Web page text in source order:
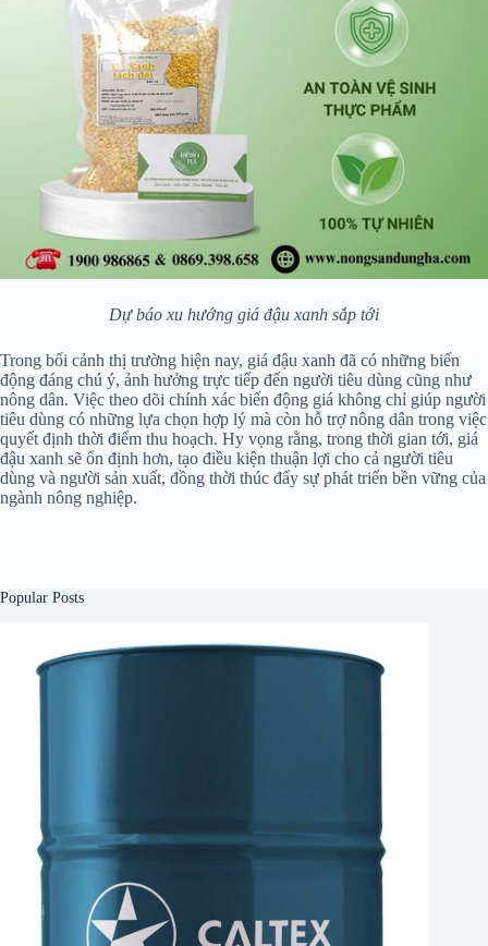
Dự báo xu hướng giá đậu xanh sắp tới
Trong bối cảnh thị trường hiện nay, giá đậu xanh đã có những biến
động đáng chú ý, ảnh hưởng trực tiếp đến người tiêu dùng cũng như
nông dân. Việc theo dõi chính xác biến động giá không chỉ giúp người
tiêu dùng có những lựa chọn hợp lý mà còn hỗ trợ nông dân trong việc
quyết định thời điểm thu hoạch. Hy vọng rằng, trong thời gian tới, giá
đậu xanh sẽ ổn định hơn, tạo điều kiện thuận lợi cho cả người tiêu
dùng và người sản xuất, đồng thời thúc đẩy sự phát triển bền vững của
ngành nông nghiệp.
Popular Posts